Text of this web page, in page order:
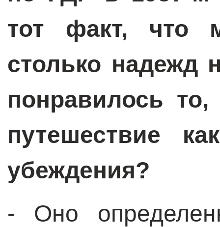
тот факт, что
столько надежд
понравилось
путешествие
убеждения?
- Оно